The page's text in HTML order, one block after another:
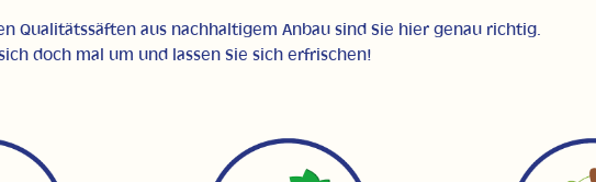
Qualitätssäften aus nachhaltigem Anbau sind Sie hier genau richtig.
doch mal um und lassen Sie sich erfrischen!